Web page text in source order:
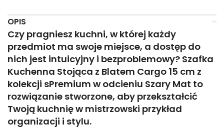
OPIS
Czy pragniesz kuchni, w której każdy
przedmiot ma swoje miejsce, a dostęp do
nich jest intuicyjny i bezproblemowy? Szafka
Kuchenna Stojąca z Blatem Cargo 15 cm z
kolekcji sPremium w odcieniu Szary Mat to
rozwiązanie stworzone, aby przekształcić
Twoją kuchnię w mistrzowski przykład
organizacji i stylu.